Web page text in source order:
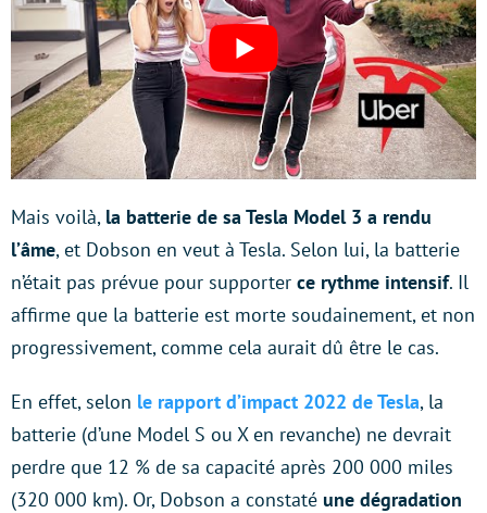
Mais voilà, la batterie de sa Tesla Model 3 a rendu
l’âme, et Dobson en veut à Tesla. Selon lui, la batterie
n’était pas prévue pour supporter ce rythme intensif. Il
affirme que la batterie est morte soudainement, et non
progressivement, comme cela aurait dû être le cas.
En effet, selon le rapport d’impact 2022 de Tesla, la
batterie (d’une Model S ou X en revanche) ne devrait
perdre que 12 % de sa capacité après 200 000 miles
(320 000 km). Or, Dobson a constaté une dégradation